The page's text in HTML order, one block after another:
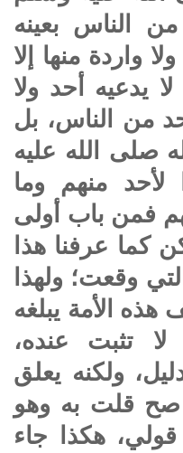
الناس بعينه
واردة منها إلا
يدعيه أحد ولا
من الناس، بل
صلى الله عليه
منهم وما
فمن باب أولى
كما عرفنا هذا
وقعت؛ ولهذا
الأمة يبلغه
تثبت عنده،
ولكنه يعلق
قلت به وهو
هكذا جاء